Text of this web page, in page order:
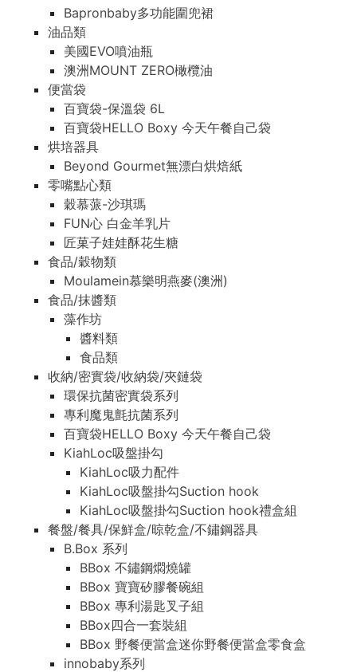
Bapronbaby多功能圍兜裙
油品類
美國EVO噴油瓶
澳洲MOUNT ZERO橄欖油
便當袋
百寶袋-保溫袋 6L
百寶袋HELLO Boxy 今天午餐自己袋
烘培器具
Beyond Gourmet無漂白烘焙紙
零嘴點心類
穀慕蒎-沙琪瑪
FUN心 白金羊乳片
匠菓子娃娃酥花生糖
食品/穀物類
Moulamein慕樂明燕麥(澳洲)
食品/抹醬類
藻作坊
醬料類
食品類
收納/密實袋/收納袋/夾鏈袋
環保抗菌密實袋系列
專利魔鬼氈抗菌系列
百寶袋HELLO Boxy 今天午餐自己袋
KiahLoc吸盤掛勾
KiahLoc吸力配件
KiahLoc吸盤掛勾Suction hook
KiahLoc吸盤掛勾Suction hook禮盒組
餐盤/餐具/保鮮盒/晾乾盒/不鏽鋼器具
B.Box 系列
BBox 不鏽鋼燜燒罐
BBox 寶寶矽膠餐碗組
BBox 專利湯匙叉子組
BBox四合一套裝組
BBox 野餐便當盒迷你野餐便當盒零食盒
innobaby系列